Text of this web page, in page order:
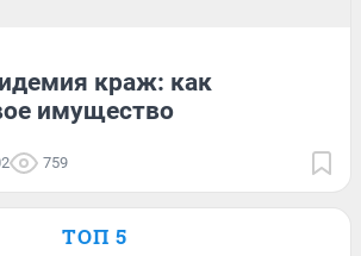
краж: как
имущество
759
ТОП 5